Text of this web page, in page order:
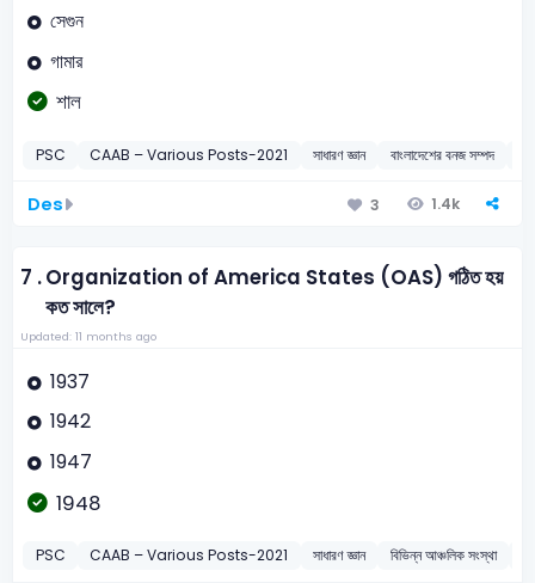
সেগুন
গামার
শাল
PSC CAAB – Various Posts-2021 সাধারণ জ্ঞান বাংলাদেশের বনজ সম্পদ
Des 3 1.4k
7 .Organization of America States (OAS) গঠিত হয়
কত সালে?
Updated: 11 months ago
1937
1942
1947
1948
PSC CAAB – Various Posts-2021 সাধারণ জ্ঞান বিভিন্ন আঞ্চলিক সংস্থা